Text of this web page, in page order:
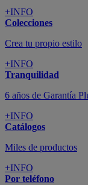
+INFO
Colecciones
Crea tu propio estilo
+INFO
Tranquilidad
6 años de Garantía
+INFO
Catálogos
Miles de productos
+INFO
Por teléfono